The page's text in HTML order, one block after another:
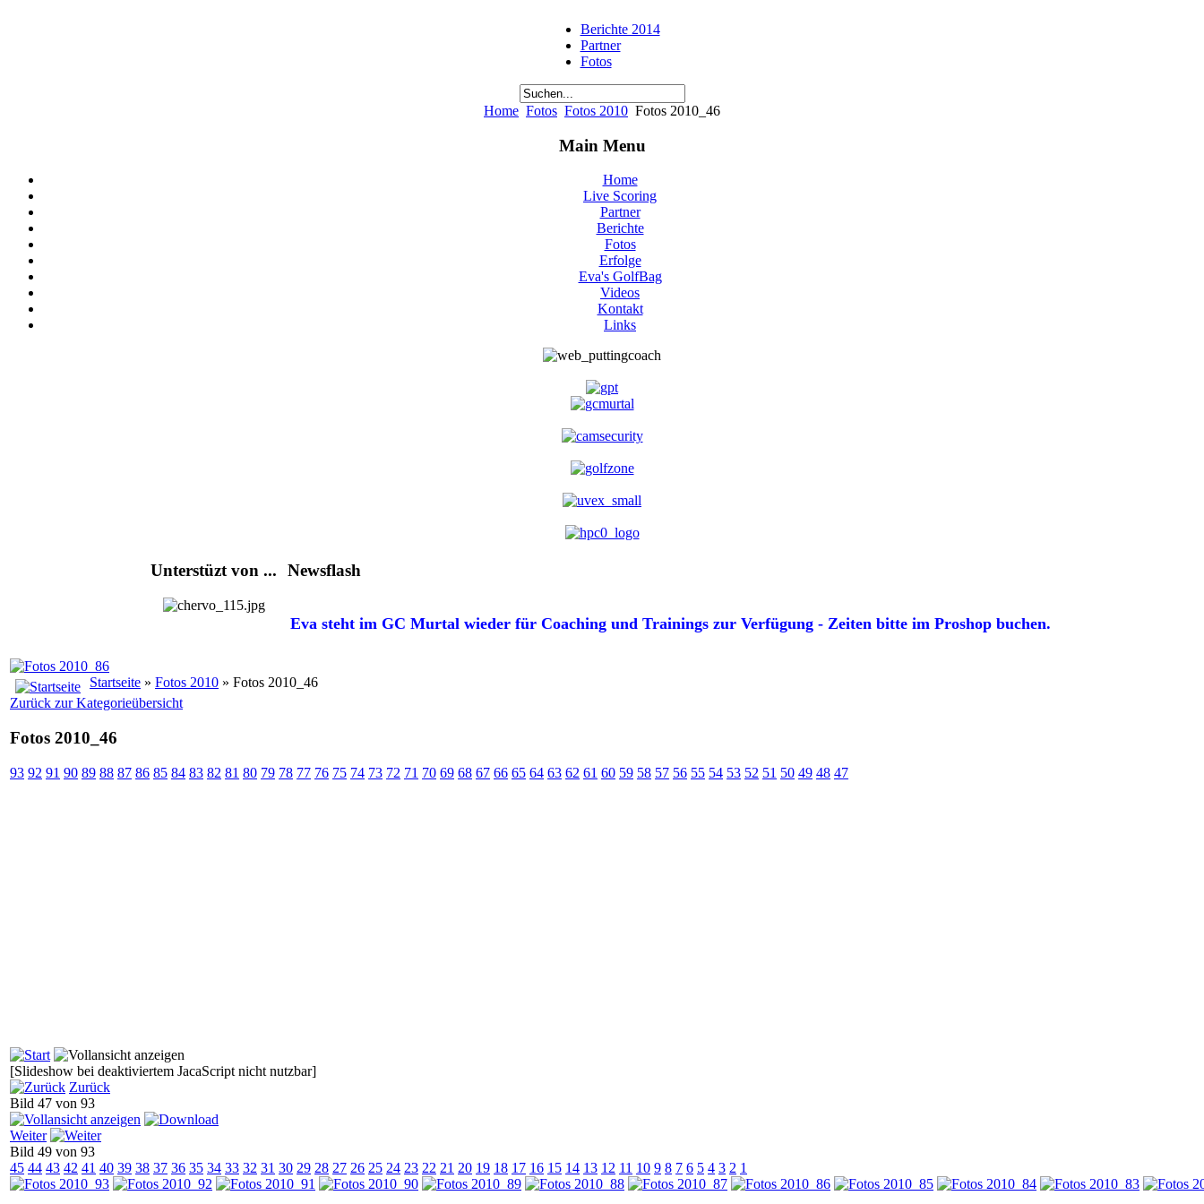
Berichte 2014
Partner
Fotos
Home Fotos Fotos 2010 Fotos 2010_46
Main Menu
Home
Live Scoring
Partner
Berichte
Fotos
Erfolge
Eva's GolfBag
Videos
Kontakt
Links
Unterstüzt von ... Newsflash
Eva steht im GC Murtal wieder für Coaching und Trainings zur Verfügung - Zeiten bitte im Proshop buchen.
Startseite » Fotos 2010 » Fotos 2010_46
Zurück zur Kategorieübersicht
Fotos 2010_46
93 92 91 90 89 88 87 86 85 84 83 82 81 80 79 78 77 76 75 74 73 72 71 70 69 68 67 66 65 64 63 62 61 60 59 58 57 56 55 54 53 52 51 50 49 48 47
[Slideshow bei deaktiviertem JacaScript nicht nutzbar]
Zurück
Bild 47 von 93
Weiter
Bild 49 von 93
45 44 43 42 41 40 39 38 37 36 35 34 33 32 31 30 29 28 27 26 25 24 23 22 21 20 19 18 17 16 15 14 13 12 11 10 9 8 7 6 5 4 3 2 1